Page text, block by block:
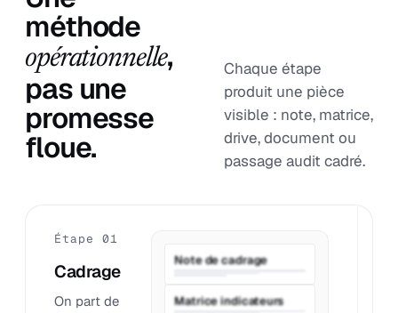
méthode
opérationnelle,
pas une
promesse
floue.
Chaque étape
produit une pièce
visible : note, matrice,
drive, document ou
passage audit cadré.
Étape 01
Cadrage
On part de
Note de cadrage
Matrice indicateurs